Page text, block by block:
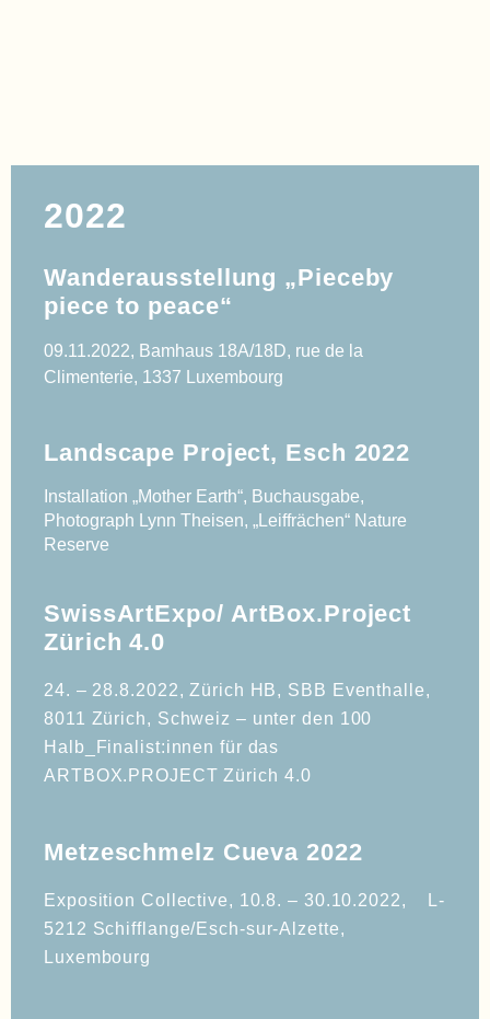
2022
Wanderausstellung „Pieceby
piece to peace“
09.11.2022, Bamhaus 18A/18D, rue de la
Climenterie, 1337 Luxembourg
Landscape Project, Esch 2022
Photograph Lynn Theisen, „Leiffrächen“ Nature
Reserve
SwissArtExpo/ ArtBox.Project
Zürich 4.0
24. – 28.8.2022, Zürich HB, SBB Eventhalle,
8011 Zürich, Schweiz – unter den 100
Halb_Finalist:innen für das
ARTBOX.PROJECT Zürich 4.0
Metzeschmelz Cueva 2022
Exposition Collective, 10.8. – 30.10.2022,    L-
5212 Schifflange/Esch-sur-Alzette,
Luxembourg